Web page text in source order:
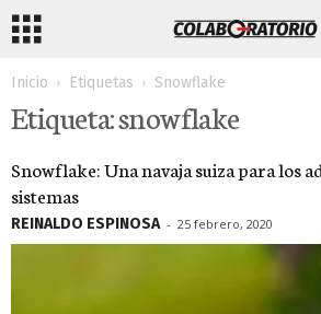
Inicio Etiquetas Snowflake
Etiqueta: snowflake
Snowflake: Una navaja suiza para los
sistemas
REINALDO ESPINOSA - 25 febrero, 2020